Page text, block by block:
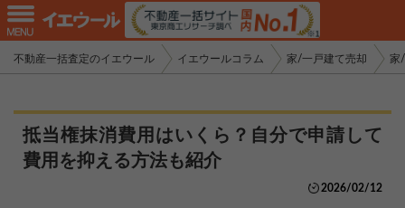
不動産一括査定のイエウール イエウールコラム 家/一戸建て売却 家
抵当権抹消費用はいくら？自分で申請して
費用を抑える方法も紹介
2026/02/12